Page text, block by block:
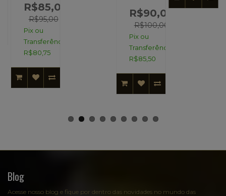
R$85,00
R$95,00
Pix ou
Transferência:
R$80,75
R$90,00
R$100,00
Pix ou
Transferência:
R$85,50
Blog
Acesse nosso blog e fique por dentro das novidades no mundo das